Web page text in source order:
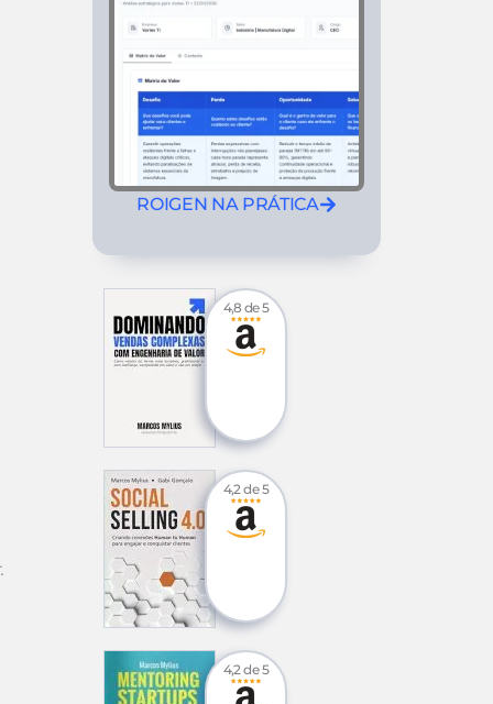
ROIGEN NA PRÁTICA
4,8 de 5
4,2 de 5
4,2 de 5